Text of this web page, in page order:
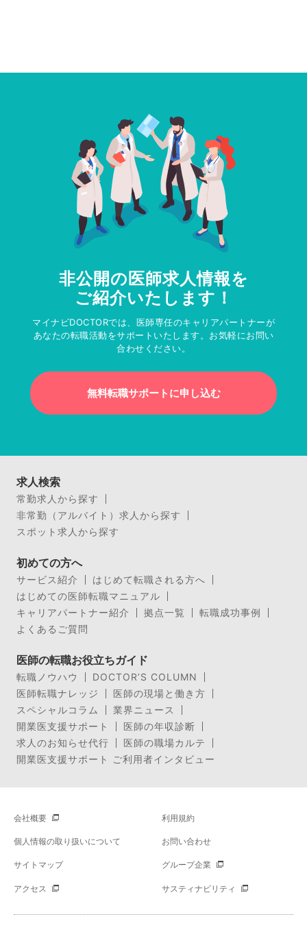
非公開の医師求人情報を
ご紹介いたします！
マイナビDOCTORでは、医師専任のキャリアパートナーが
あなたの転職活動をサポートいたします。お気軽にお問い
合わせください。
無料転職サポートに申し込む
求人検索
常勤求人から探す
非常勤（アルバイト）求人から探す
スポット求人から探す
初めての方へ
サービス紹介
はじめて転職される方へ
はじめての医師転職マニュアル
キャリアパートナー紹介
拠点一覧
転職成功事例
よくあるご質問
医師の転職お役立ちガイド
転職ノウハウ
DOCTOR’S COLUMN
医師転職ナレッジ
医師の現場と働き方
スペシャルコラム
業界ニュース
開業医支援サポート
医師の年収診断
求人のお知らせ代行
医師の職場カルテ
開業医支援サポート ご利用者インタビュー
会社概要 利用規約
個人情報の取り扱いについて お問い合わせ
サイトマップ グループ企業
アクセス サスティナビリティ